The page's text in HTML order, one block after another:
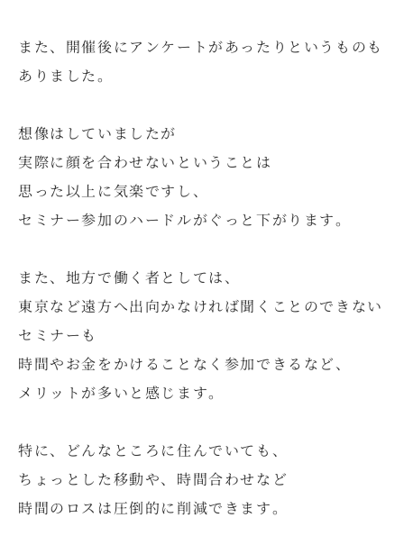
また、開催後にアンケートがあったりというものも
ありました。
想像はしていましたが
実際に顔を合わせないということは
思った以上に気楽ですし、
セミナー参加のハードルがぐっと下がります。
また、地方で働く者としては、
東京など遠方へ出向かなければ聞くことのできない
セミナーも
時間やお金をかけることなく参加できるなど、
メリットが多いと感じます。
特に、どんなところに住んでいても、
ちょっとした移動や、時間合わせなど
時間のロスは圧倒的に削減できます。